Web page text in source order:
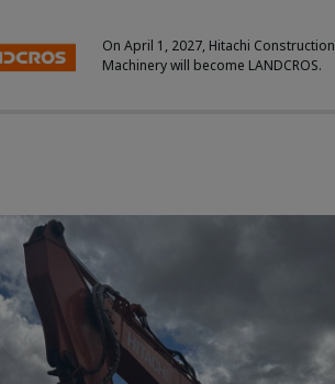
On April 1, 2027, Hitachi Construction
Machinery will become LANDCROS.